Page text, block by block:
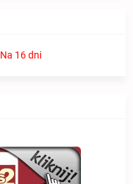
Na 16 dni